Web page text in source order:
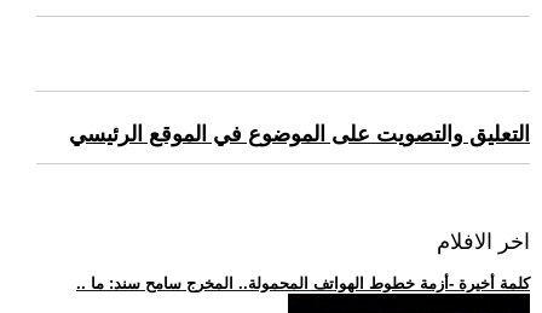
التعليق والتصويت على الموضوع في الموقع الرئيسي
اخر الافلام
.. كلمة أخيرة -أزمة خطوط الهواتف المحمولة.. المخرج سامح سند: ما